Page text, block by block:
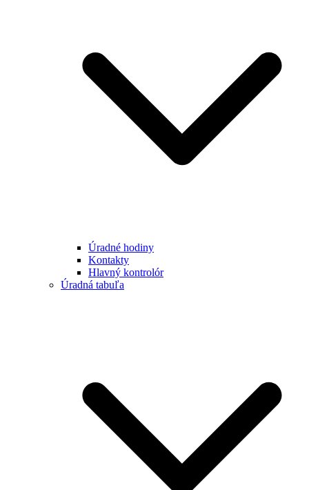
Úradné hodiny
Kontakty
Hlavný kontrolór
Úradná tabuľa